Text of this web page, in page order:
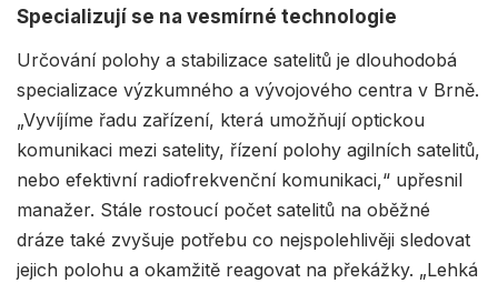
Specializují se na vesmírné technologie
Určování polohy a stabilizace satelitů je dlouhodobá
specializace výzkumného a vývojového centra v Brně.
„Vyvíjíme řadu zařízení, která umožňují optickou
komunikaci mezi satelity, řízení polohy agilních satelitů,
nebo efektivní radiofrekvenční komunikaci,“ upřesnil
manažer. Stále rostoucí počet satelitů na oběžné
dráze také zvyšuje potřebu co nejspolehlivěji sledovat
jejich polohu a okamžitě reagovat na překážky. „Lehká